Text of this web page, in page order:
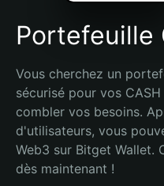
Portefeuille
Vous cherchez un
sécurisé pour vos
combler vos besoins.
d'utilisateurs, vous
Web3 sur Bitget Wallet.
dès maintenant !